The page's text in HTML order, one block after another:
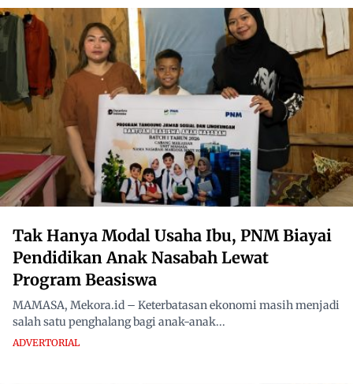
Tak Hanya Modal Usaha Ibu, PNM Biayai
Pendidikan Anak Nasabah Lewat
Program Beasiswa
MAMASA, Mekora.id – Keterbatasan ekonomi masih menjadi
salah satu penghalang bagi anak-anak...
ADVERTORIAL